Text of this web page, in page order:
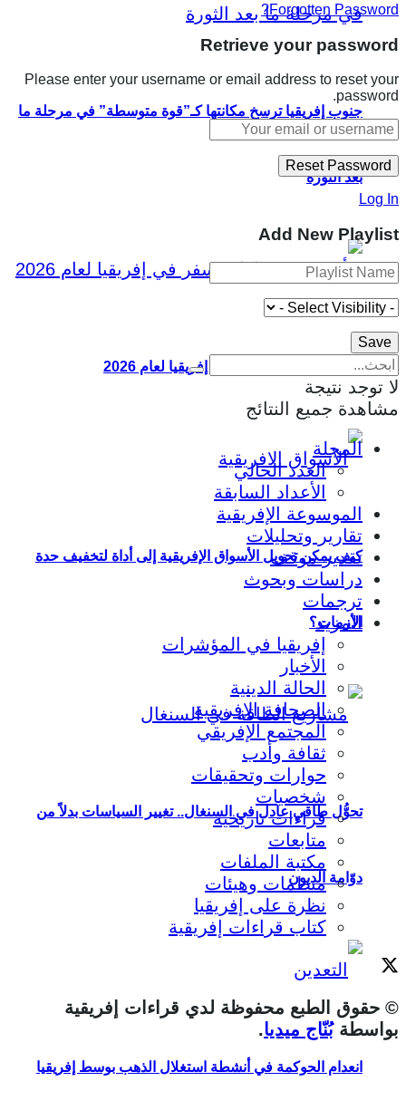
جنوب إفريقيا ترسخ مكانتها كـ”قوة متوسطة” في مرحلة ما
بعد الثورة
أقوى 10 جوازات سفر في إفريقيا لعام 2026
كيف يمكن تحويل الأسواق الإفريقية إلى أداة لتخفيف حدة
الأزمات؟
تحوُّل طاقي عادل في السنغال.. تغيير السياسات بدلاً من
دوّامة الديون
انعدام الحوكمة في أنشطة استغلال الذهب بوسط إفريقيا
Forgotten Password?
Retrieve your password
Please enter your username or email address to reset your
password.
Log In
Add New Playlist
لا توجد نتيجة
مشاهدة جميع النتائج
المجلة
العدد الحالي
الأعداد السابقة
الموسوعة الإفريقية
تقارير وتحليلات
تقدير موقف
دراسات وبحوث
ترجمات
المزيد
إفريقيا في المؤشرات
الأخبار
الحالة الدينية
الصحافة الإفريقية
المجتمع الإفريقي
ثقافة وأدب
حوارات وتحقيقات
شخصيات
قراءات تاريخية
متابعات
مكتبة الملفات
منظمات وهيئات
نظرة على إفريقيا
كتاب قراءات إفريقية
© حقوق الطبع محفوظة لدي قراءات إفريقية
بواسطةبُنّاج ميديا.